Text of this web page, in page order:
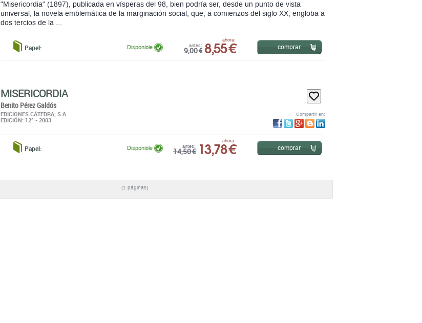
"Misericordia" (1897), publicada en vísperas del 98, bien podría ser, desde un punto de vista
universal, la novela emblemática de la marginación social, que, a comienzos del siglo XX, engloba a
dos tercios de la ...
Papel: antes:
9,00 €
ahora:
8,55 €
Disponible comprar
MISERICORDIA
Benito Pérez Galdós
EDICIONES CÁTEDRA, S.A.
EDICIÓN: 12ª - 2003
Compartir en:
Papel: antes:
14,50 €
ahora:
13,78 €
Disponible comprar
(1 páginas)